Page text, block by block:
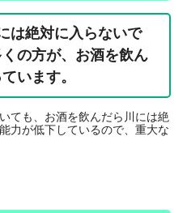
は絶対に入らないで
の方が、お酒を飲ん
います。
ても、お酒を飲んだら川には絶
力が低下しているので、重大な